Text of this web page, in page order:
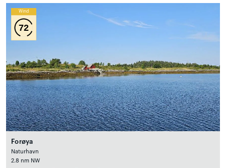
Wind
72
Forøya
Naturhavn
2.8 nm NW